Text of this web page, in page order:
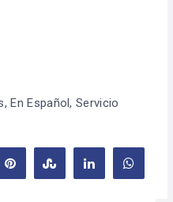
,En Español,Servicio